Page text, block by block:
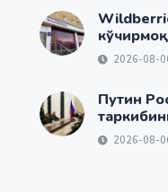
2026-08-
Путин
2026-08-